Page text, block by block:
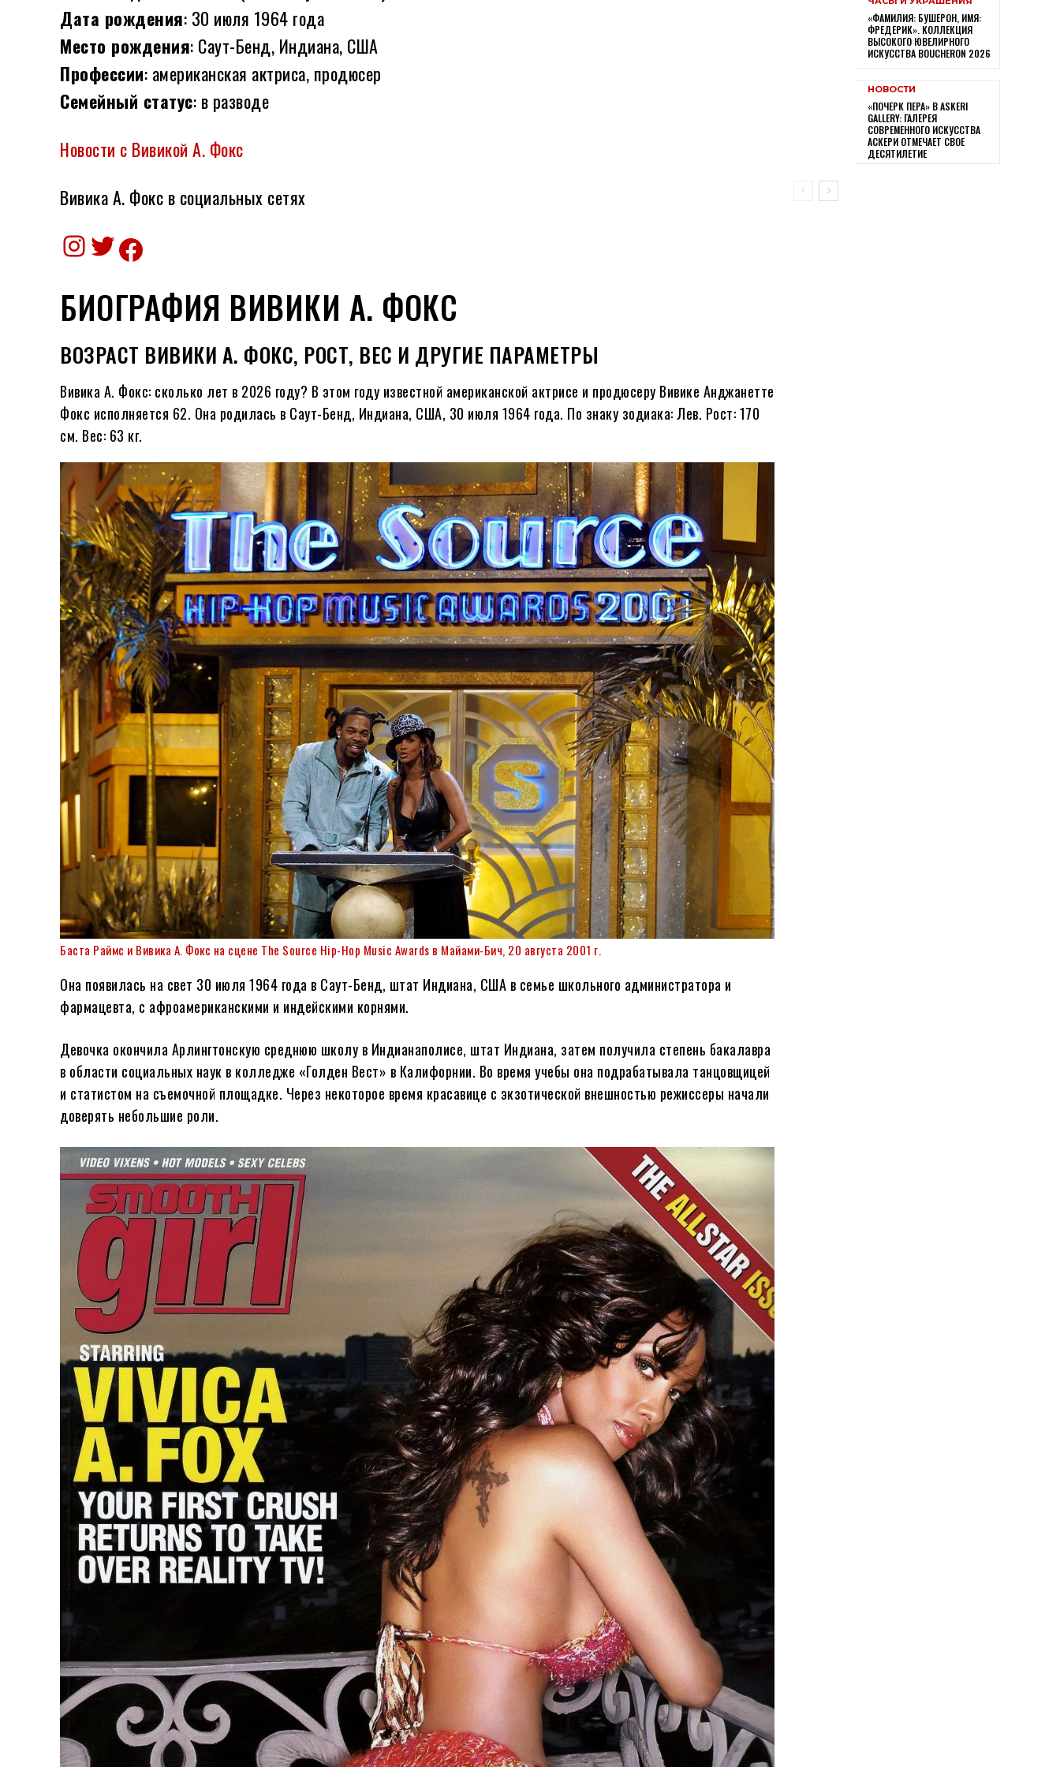
Дата рождения: 30 июля 1964 года
Место рождения: Саут-Бенд, Индиана, США
Профессии: американская актриса, продюсер
Семейный статус: в разводе
Новости с Вивикой А. Фокс
Вивика А. Фокс в социальных сетях
Instagram Twitter Facebook
БИОГРАФИЯ ВИВИКИ А. ФОКС
ВОЗРАСТ ВИВИКИ А. ФОКС, РОСТ, ВЕС И ДРУГИЕ ПАРАМЕТРЫ
Вивика А. Фокс: сколько лет в 2026 году? В этом году известной американской актрисе и продюсеру Вивике Анджанетте
Фокс исполняется 62. Она родилась в Саут-Бенд, Индиана, США, 30 июля 1964 года. По знаку зодиака: Лев. Рост: 170
см. Вес: 63 кг.
Баста Раймс и Вивика А. Фокс на сцене The Source Hip-Hop Music Awards в Майами-Бич, 20 августа 2001 г.
Она появилась на свет 30 июля 1964 года в Саут-Бенд, штат Индиана, США в семье школьного администратора и
фармацевта, с афроамериканскими и индейскими корнями.
Девочка окончила Арлингтонскую среднюю школу в Индианаполисе, штат Индиана, затем получила степень бакалавра
в области социальных наук в колледже «Голден Вест» в Калифорнии. Во время учебы она подрабатывала танцовщицей
и статистом на съемочной площадке. Через некоторое время красавице с экзотической внешностью режиссеры начали
доверять небольшие роли.
«ФАМИЛИЯ: БУШЕРОН, ИМЯ:
ФРЕДЕРИК». КОЛЛЕКЦИЯ
ВЫСОКОГО ЮВЕЛИРНОГО
ИСКУССТВА BOUCHERON 2026
НОВОСТИ
«ПОЧЕРК ПЕРА» В ASKERI
GALLERY: ГАЛЕРЕЯ
СОВРЕМЕННОГО ИСКУССТВА
АСКЕРИ ОТМЕЧАЕТ СВОЕ
ДЕСЯТИЛЕТИЕ